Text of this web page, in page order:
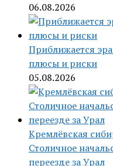
06.08.2026
Приближается
плюсы и риски
05.08.2026
Кремлёвская
Столичное
переезде за Урал